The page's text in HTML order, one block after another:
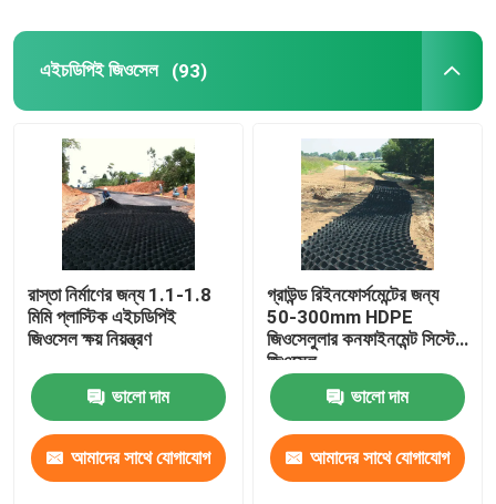
এইচডিপিই জিওসেল (93)
রাস্তা নির্মাণের জন্য 1.1-1.8
মিমি প্লাস্টিক এইচডিপিই
জিওসেল ক্ষয় নিয়ন্ত্রণ
ভালো দাম
আমাদের সাথে যোগাযোগ
গ্রাউন্ড রিইনফোর্সমেন্টের জন্য
50-300mm HDPE
জিওসেলুলার কনফাইনমেন্ট সিস্টেম
জিওসেল
ভালো দাম
আমাদের সাথে যোগাযোগ